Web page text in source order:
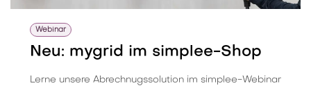
Webinar
Neu: mygrid im simplee-Shop
Lerne unsere Abrechnugssolution im simplee-Webinar